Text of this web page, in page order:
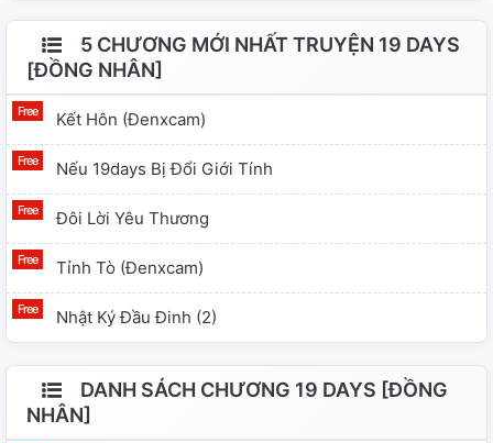
5 CHƯƠNG MỚI NHẤT TRUYỆN 19 DAYS
[ĐỒNG NHÂN]
Kết Hôn (đenxcam)
Nếu 19days Bị Đổi Giới Tính
Đôi Lời Yêu Thương
Tỉnh Tò (đenxcam)
Nhật Ký Đầu Đinh (2)
DANH SÁCH CHƯƠNG 19 DAYS [ĐỒNG
NHÂN]